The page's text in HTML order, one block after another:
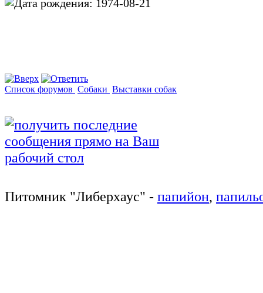
Список форумов Собаки Выставки собак
Питомник "Либерхаус" - папийон,